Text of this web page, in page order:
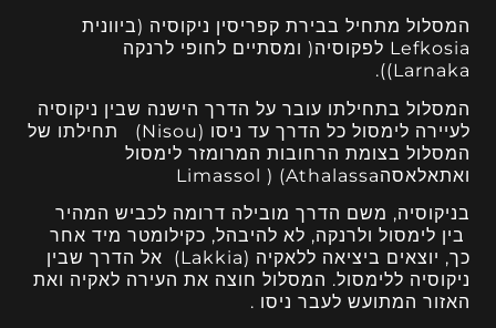
המסלול מתחיל בבירת קפריסין ניקוסיה (ביוונית
Lefkosia לפקוסיה( ומסתיים לחופי לרנקה
Larnaka)).
המסלול בתחילתו עובר על הדרך הישנה שבין ניקוסיה
לעיירה לימסול כל הדרך עד ניסו (Nisou) תחילתו של
המסלול בצומת הרחובות המרומזר לימסול
ואתאלאסהLimassol ) (Athalassa
בניקוסיה, משם הדרך מובילה דרומה לכביש המהיר
בין לימסול ולרנקה, לא להיבהל, כקילומטר מיד אחר
כך, יוצאים ביציאה ללאקיה (Lakkia) אל הדרך שבין
ניקוסיה ללימסול. המסלול חוצה את העירה לאקיה ואת
האזור המתועש לעבר ניסו .